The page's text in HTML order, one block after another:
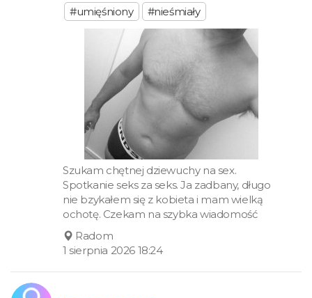
#umięśniony
#nieśmiały
Szukam chętnej dziewuchy na sex.
Spotkanie seks za seks. Ja zadbany, długo
nie bzykałem się z kobieta i mam wielką
ochotę. Czekam na szybka wiadomość
Radom
1 sierpnia 2026 18:24